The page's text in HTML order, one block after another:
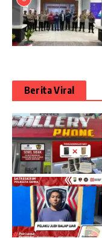
Berita Viral